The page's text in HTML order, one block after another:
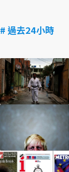
# 過去24小時